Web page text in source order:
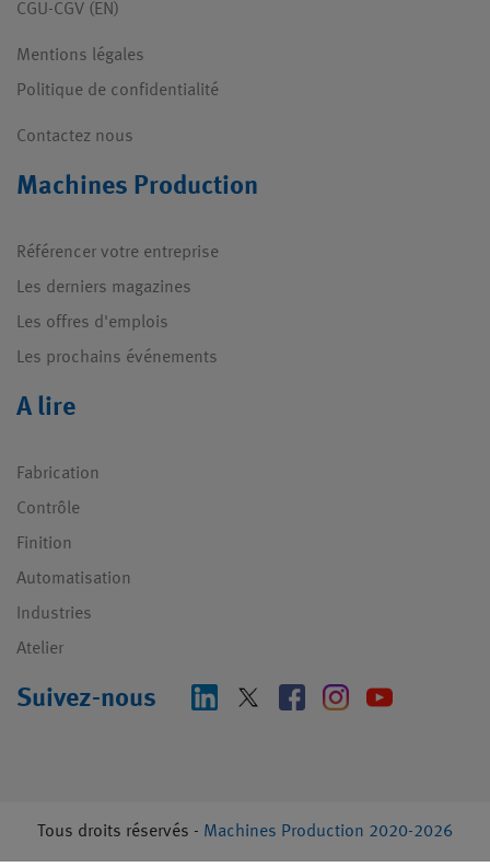
CGU-CGV (EN)
Mentions légales
Politique de confidentialité
Contactez nous
Machines Production
Référencer votre entreprise
Les derniers magazines
Les offres d'emplois
Les prochains événements
A lire
Fabrication
Contrôle
Finition
Automatisation
Industries
Atelier
Suivez-nous
Tous droits réservés - Machines Production 2020-2026